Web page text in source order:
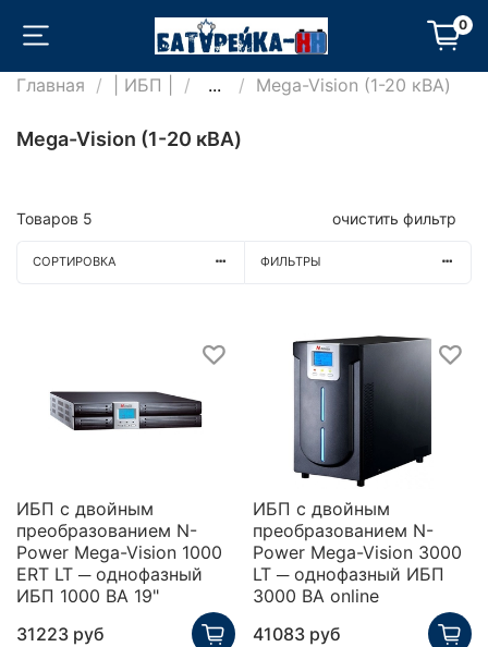
0
Главная | ИБП | ... Mega-Vision (1-20 кВА)
Mega-Vision (1-20 кВА)
Товаров 5 очистить фильтр
СОРТИРОВКА ФИЛЬТРЫ
ИБП с двойным
преобразованием N-
Power Mega-Vision 1000
ERT LT ─ однофазный
ИБП 1000 ВА 19"
31223 руб
ИБП с двойным
преобразованием N-
Power Mega-Vision 3000
LT ─ однофазный ИБП
3000 ВА online
41083 руб